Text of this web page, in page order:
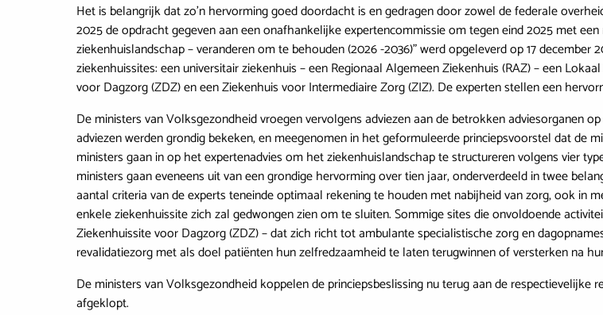
Het is belangrijk dat zo’n hervorming goed doordacht is en gedragen door zowel de federale
2025 de opdracht gegeven aan een onafhankelijke expertencommissie om tegen eind 2025 met
ziekenhuislandschap – veranderen om te behouden (2026 -2036)” werd opgeleverd op 17 december
ziekenhuissites: een universitair ziekenhuis – een Regionaal Algemeen Ziekenhuis (RAZ) – een
voor Dagzorg (ZDZ) en een Ziekenhuis voor Intermediaire Zorg (ZIZ). De experten stellen een
De ministers van Volksgezondheid vroegen vervolgens adviezen aan de betrokken adviesorganen
adviezen werden grondig bekeken, en meegenomen in het geformuleerde princiepsvoorstel dat de
ministers gaan in op het expertenadvies om het ziekenhuislandschap te structureren volgens vier
ministers gaan eveneens uit van een grondige hervorming over tien jaar, onderverdeeld in twee
aantal criteria van de experts teneinde optimaal rekening te houden met nabijheid van zorg, ook in
enkele ziekenhuissite zich zal gedwongen zien om te sluiten. Sommige sites die onvoldoende
Ziekenhuissite voor Dagzorg (ZDZ) – dat zich richt tot ambulante specialistische zorg en
revalidatiezorg met als doel patiënten hun zelfredzaamheid te laten terugwinnen of versterken na
De ministers van Volksgezondheid koppelen de princiepsbeslissing nu terug aan de
afgeklopt.